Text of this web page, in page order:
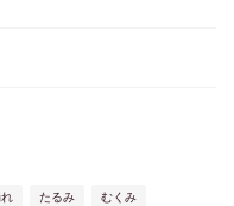
たるみ むくみ